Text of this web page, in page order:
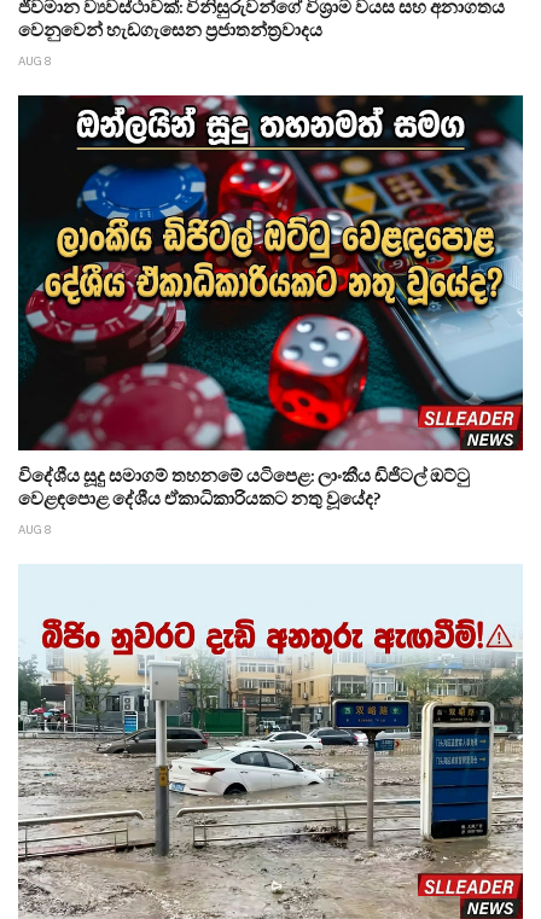
ජීවමාන ව්‍යවස්ථාවක්: විනිසුරුවන්ගේ විශ්‍රාම වයස සහ අනාගතය
වෙනුවෙන් හැඩගැසෙන ප්‍රජාතන්ත්‍රවාදය
AUG 8
විදේශීය සූදු සමාගම් තහනමේ යටිපෙළ: ලාංකීය ඩිජිටල් ඔට්ටු
වෙළඳපොළ දේශීය ඒකාධිකාරියකට නතු වූයේද?
AUG 8